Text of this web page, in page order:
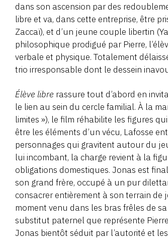
dans son ascension par des
libre et va, dans cette entreprise, être
Zaccaï), et d’un jeune couple libertin
philosophique prodigué par Pierre,
verbale et physique. Totalement
trio irresponsable dont le dessein
Élève libre rassure tout d’abord en
le lien au sein du cercle familial. À la
limites »), le film réhabilite les figures
être les éléments d’un vécu, Lafosse
personnages qui gravitent autour du
lui incombant, la charge revient à la
obligations domestiques. Jonas est
son grand frère, occupé à un pur
consacrer entièrement à son terrain
moment venu dans les bras frêles de
substitut paternel que représente
Jonas bientôt séduit par l’autorité et